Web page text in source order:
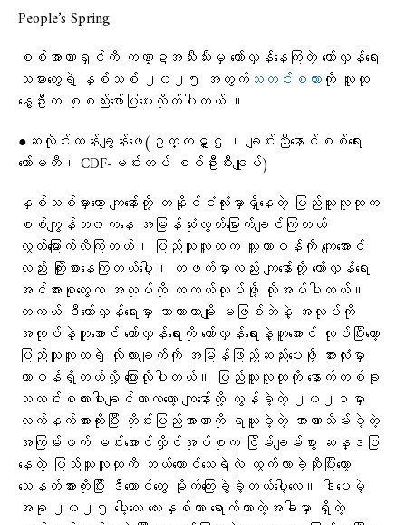
People’s Spring
စစ်အာဏာရှင်ကို​ ကဏ္ဍအသီးသီးမှ ​တော်လှန်​​နေကြ​တဲ့ ​တော်လှန်​ရေး
သမား​တွေရဲ့ နှစ်သစ် ၂၀၂၅ အတွက် သတင်းစကားကို လူထု​
နွေဦးက စုစည်း​​ဖော်ပြ​ပေးလိုက်ပါတယ် ။
●ဆလိုင်းထန်းချွန်းဖေ(ဥက္ကဋ္ဌ ၊ ချင်းညီနောင်စစ်ရေး
ကော်မတီ၊ CDF-မင်းတပ် စစ်ဦးစီးချုပ်)
နှစ်သစ်မှာတော့ ကျနော်တို့ တနိုင်ငံလုံးမှာရှိနေတဲ့ ပြည်သူလူထုက
စစ်ကျွန်ဘ၀ကနေ အမြန်ဆုံးလွတ်မြောက်ချင်ကြတယ်
လွတ်မြောက်လိုကြတယ်။ ပြည်သူလူထုက သူ့တာဝန်ကို ကျေအောင်
လည်း ကြိုးစားနေကြတယ်ပေါ့။ တဖက်မှာလည်း ကျနော်တို့ တော်လှန်ရေး
အင်အားစုတွေက အလုပ်ကို တကယ်လုပ်ဖို့ လိုအပ်ပါတယ်။
တကယ် ဒီတော်လှန်ရေးမှာ သာယာတာမျိုး မဖြစ်ဘဲနဲ့ အလုပ်ကို
အလုပ်နဲ့တူအောင် တော်လှန်ရေးကို တော်လှန်ရေးနဲ့တူအောင် လုပ်ပြီးတော့
ပြည်သူလူထုရဲ့ လိုလားချက်ကို အမြန်ဖြည့်ဆည်းပေးဖို့ အားလုံးမှာ
တာဝန်ရှိတယ်လို့ ပြောလိုပါတယ်။ ပြည်သူလူထုကို နောက်တစ်ခု
သတင်းစကားပါးချင်တာကတော့ ကျနော်တို့ လွန်ခဲ့တဲ့ ၂၀၂၁မှာ
လက်နက်အားကိုးပြီး တိုင်းပြည်အာဏာကို ရယူခဲ့တဲ့ အာဏာသိမ်းခဲ့တဲ့
အကြမ်းဖက် မင်းအောင်လှိုင်အုပ်စုက ငြိမ်းချမ်းစွာ ဆန္ဒပြ
နေတဲ့ ပြည်သူလူထုကို ဘယ်ကောင်သေရဲလဲ ထွက်လာခဲ့ဆိုပြီးတော့
သေနတ်အားကိုးပြီး ဒီကောင်တွေ မိုက်ကြေးခွဲခဲ့တယ်ပေါ့လေ။ ဒါပေမဲ့
အခု ၂၀၂၅ ပေါ့လေ လေးနှစ်တာ ရောက်လာတဲ့အခါမှာ ရှိတဲ့